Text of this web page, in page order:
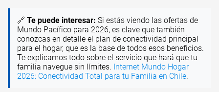
🔗 Te puede interesar: Si estás viendo las ofertas de
Mundo Pacífico para 2026, es clave que también
conozcas en detalle el plan de conectividad principal
para el hogar, que es la base de todos esos beneficios.
Te explicamos todo sobre el servicio que hará que tu
familia navegue sin límites. Internet Mundo Hogar
2026: Conectividad Total para tu Familia en Chile.